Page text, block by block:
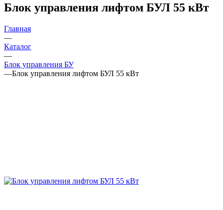
Блок управления лифтом БУЛ 55 кВт
Главная
—
Каталог
—
Блок управления БУ
—Блок управления лифтом БУЛ 55 кВт